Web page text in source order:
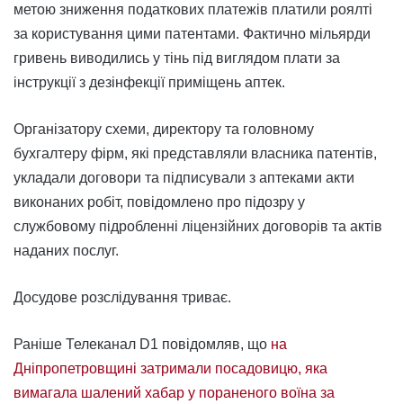
метою зниження податкових платежів платили роялті
за користування цими патентами. Фактично мільярди
гривень виводились у тінь під виглядом плати за
інструкції з дезінфекції приміщень аптек.
Організатору схеми, директору та головному
бухгалтеру фірм, які представляли власника патентів,
укладали договори та підписували з аптеками акти
виконаних робіт, повідомлено про підозру у
службовому підробленні ліцензійних договорів та актів
наданих послуг.
Досудове розслідування триває.
Раніше Телеканал D1 повідомляв, що на
Дніпропетровщині затримали посадовицю, яка
вимагала шалений хабар у пораненого воїна за